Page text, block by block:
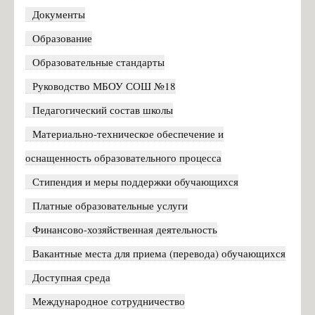
Техника безопасности летом
Пакет мер социальной поддержки жителей Псковской
области
Всероссийская акция #ОКНА_ПОБЕДЫ 2020
Большая перемена
График организационных собраний с обучающимися и/или
Список Первоклассников 2021-2022
Расписание звонков на 2021-2022 уч.год
Информация для родителей о приеме в первый класс на
2025-2026 учебный год
Информация для родителей о приеме в 10 класс на 2025-
Документы
Образование
Образовательные стандарты
Руководство МБОУ СОШ №18
Педагогический состав школы
Материально-техническое обеспечение и
оснащенность образовательного процесса
Стипендия и меры поддержки обучающихся
Платные образовательные услуги
Финансово-хозяйственная деятельность
Вакантные места для приема (перевода) обучающихся
Доступная среда
Международное сотрудничество